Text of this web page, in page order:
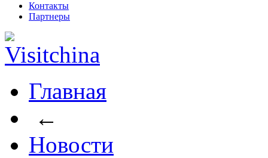
Контакты
Партнеры
Главная
←
Новости